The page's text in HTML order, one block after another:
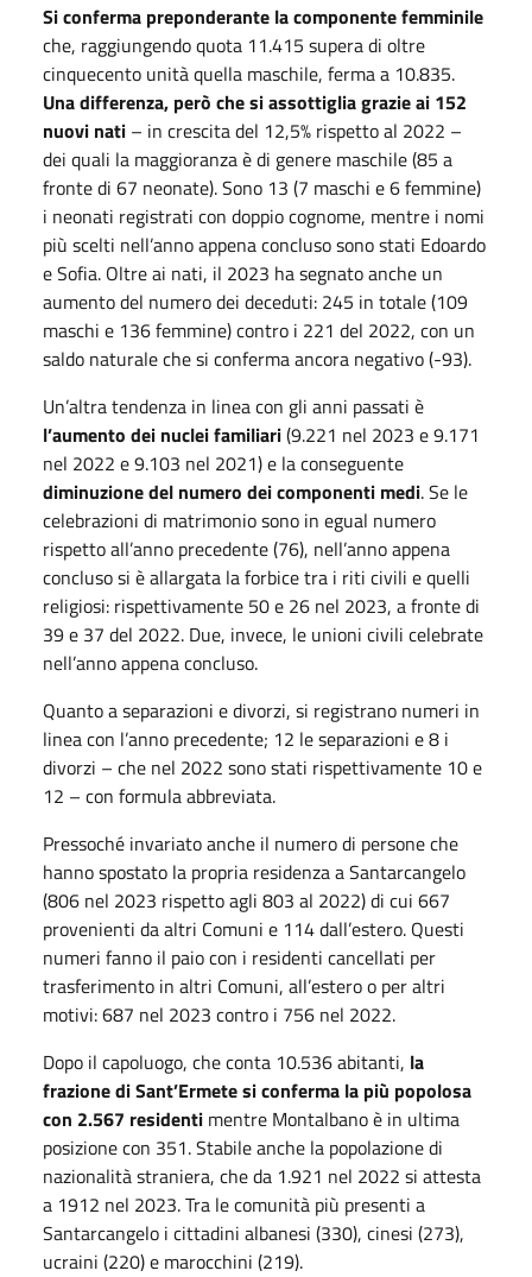
Si conferma preponderante la componente femminile
che, raggiungendo quota 11.415 supera di oltre
cinquecento unità quella maschile, ferma a 10.835.
Una differenza, però che si assottiglia grazie ai 152
nuovi nati – in crescita del 12,5% rispetto al 2022 –
dei quali la maggioranza è di genere maschile (85 a
fronte di 67 neonate). Sono 13 (7 maschi e 6 femmine)
i neonati registrati con doppio cognome, mentre i nomi
più scelti nell’anno appena concluso sono stati Edoardo
e Sofia. Oltre ai nati, il 2023 ha segnato anche un
aumento del numero dei deceduti: 245 in totale (109
maschi e 136 femmine) contro i 221 del 2022, con un
saldo naturale che si conferma ancora negativo (-93).
Un’altra tendenza in linea con gli anni passati è
l’aumento dei nuclei familiari(9.221 nel 2023 e 9.171
nel 2022 e 9.103 nel 2021) e la conseguente
diminuzione del numero dei componenti medi. Se le
celebrazioni di matrimonio sono in egual numero
rispetto all’anno precedente (76), nell’anno appena
concluso si è allargata la forbice tra i riti civili e quelli
religiosi: rispettivamente 50 e 26 nel 2023, a fronte di
39 e 37 del 2022. Due, invece, le unioni civili celebrate
nell’anno appena concluso.
Quanto a separazioni e divorzi, si registrano numeri in
linea con l’anno precedente; 12 le separazioni e 8 i
divorzi – che nel 2022 sono stati rispettivamente 10 e
12 – con formula abbreviata.
Pressoché invariato anche il numero di persone che
hanno spostato la propria residenza a Santarcangelo
(806 nel 2023 rispetto agli 803 al 2022) di cui 667
provenienti da altri Comuni e 114 dall’estero. Questi
numeri fanno il paio con i residenti cancellati per
trasferimento in altri Comuni, all’estero o per altri
motivi: 687 nel 2023 contro i 756 nel 2022.
Dopo il capoluogo, che conta 10.536 abitanti, la
frazione di Sant’Ermete si conferma la più popolosa
con 2.567 residenti mentre Montalbano è in ultima
posizione con 351. Stabile anche la popolazione di
nazionalità straniera, che da 1.921 nel 2022 si attesta
a 1912 nel 2023. Tra le comunità più presenti a
Santarcangelo i cittadini albanesi (330), cinesi (273),
ucraini (220) e marocchini (219).